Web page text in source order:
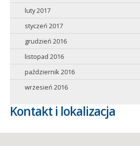
luty 2017
styczeń 2017
grudzień 2016
listopad 2016
październik 2016
wrzesień 2016
Kontakt i lokalizacja